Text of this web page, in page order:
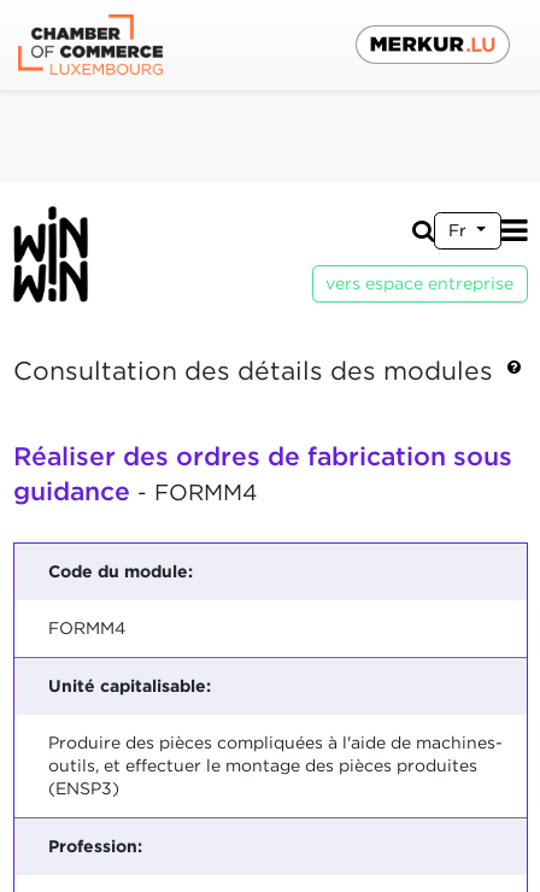
Fr
vers espace entreprise
Consultation des détails des modules
Réaliser des ordres de fabrication sous
guidance - FORMM4
Code du module:
FORMM4
Unité capitalisable:
Produire des pièces compliquées à l'aide de machines-
outils, et effectuer le montage des pièces produites
(ENSP3)
Profession: